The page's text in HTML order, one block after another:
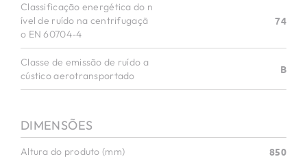
Classificação energética do n
ível de ruído na centrifugaçã
o EN 60704-4
74
Classe de emissão de ruído a
cústico aerotransportado
B
DIMENSÕES
Altura do produto (mm) 850